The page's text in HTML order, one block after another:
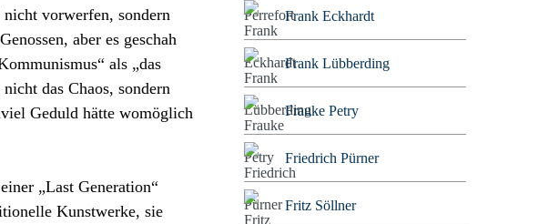
vorwerfen, sondern
aber es geschah
als „das
das Chaos, sondern
Geduld hätte womöglich
„Last Generation“
Kunstwerke, sie
Frank Eckhardt
Frank Lübberding
Frauke Petry
Friedrich Pürner
Fritz Söllner